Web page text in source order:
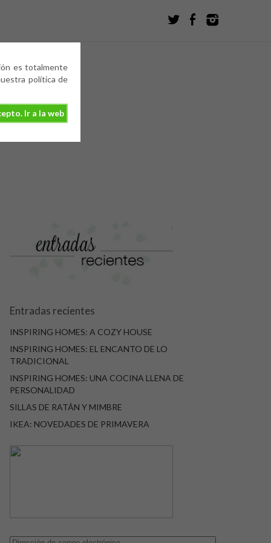
es totalmente
política de
Ir a la web
Entradas recientes
INSPIRING HOMES: A COZY HOUSE
INSPIRING HOMES: EL ENCANTO DE LO
TRADICIONAL
INSPIRING HOMES: UNA COCINA LLENA DE
PERSONALIDAD
SILLAS DE RATÁN Y MIMBRE
IKEA: NOVEDADES DE PRIMAVERA